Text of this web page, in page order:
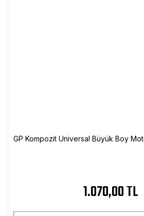
GP Kompozit Universal Büyük Boy
1.070,00 TL